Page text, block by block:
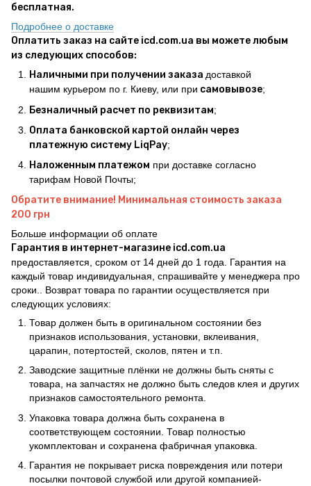
бесплатная.
Подробнее о доставке
Оплатить заказ на сайте icd.com.ua вы можете любым
из следующих способов:
Наличными при получении заказа доставкой
нашим курьером по г. Киеву, или при самовывозе;
Безналичный расчет по реквизитам;
Оплата банковской картой онлайн через
платежную систему LiqPay;
Наложенным платежом при доставке согласно
тарифам Новой Почты;
Обратите внимание! Минимальная стоимость заказа
200 грн
Больше информации об оплате
Гарантия в интернет-магазине icd.com.ua
предоставляется, сроком от 14 дней до 1 года. Гарантия на
каждый товар индивидуальная, спрашивайте у менеджера про
сроки.. Возврат товара по гарантии осуществляется при
следующих условиях:
Товар должен быть в оригинальном состоянии без
признаков использования, установки, вклеивания,
царапин, потертостей, сколов, пятен и т.п.
Заводские защитные плёнки не должны быть сняты с
товара, на запчастях не должно быть следов клея и других
признаков самостоятельного ремонта.
Упаковка товара должна быть сохранена в
соответствующем состоянии. Товар полностью
укомплектован и сохранена фабричная упаковка.
Гарантия не покрывает риска повреждения или потери
посылки почтовой службой или другой компанией-